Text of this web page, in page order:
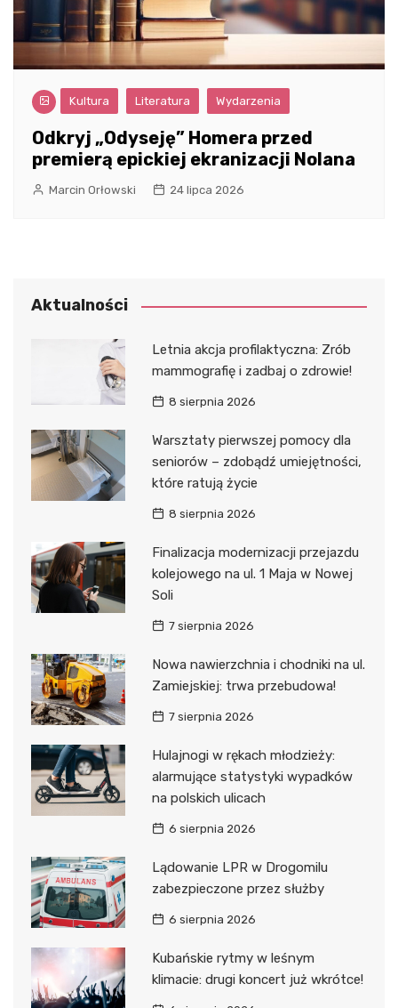
Kultura Literatura Wydarzenia
Odkryj „Odyseję” Homera przed
premierą epickiej ekranizacji Nolana
Marcin Orłowski 24 lipca 2026
Aktualności
Letnia akcja profilaktyczna: Zrób
mammografię i zadbaj o zdrowie!
8 sierpnia 2026
Warsztaty pierwszej pomocy dla
seniorów – zdobądź umiejętności,
które ratują życie
8 sierpnia 2026
Finalizacja modernizacji przejazdu
kolejowego na ul. 1 Maja w Nowej
Soli
7 sierpnia 2026
Nowa nawierzchnia i chodniki na ul.
Zamiejskiej: trwa przebudowa!
7 sierpnia 2026
Hulajnogi w rękach młodzieży:
alarmujące statystyki wypadków
na polskich ulicach
6 sierpnia 2026
Lądowanie LPR w Drogomilu
zabezpieczone przez służby
6 sierpnia 2026
Kubańskie rytmy w leśnym
klimacie: drugi koncert już wkrótce!